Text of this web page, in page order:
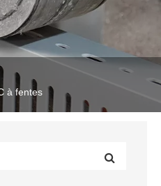
à fentes